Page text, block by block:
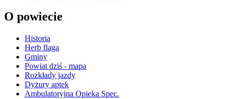
O powiecie
Historia
Herb flaga
Gminy
Powiat dziś - mapa
Rozkłady jazdy
Dyżury aptek
Ambulatoryjna Opieka Spec.